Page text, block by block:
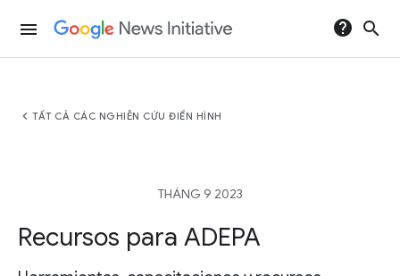
menu help search
chevron_left TẤT CẢ CÁC NGHIÊN CỨU ĐIỂN HÌNH
THÁNG 9 2023
Recursos para ADEPA